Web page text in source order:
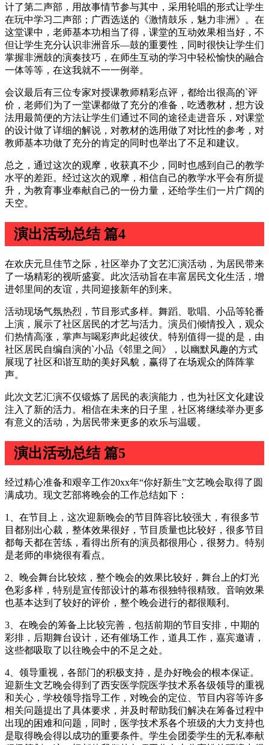
计了第二声部，用故事情节参与其中，采用轮唱的形式让学生
在玩中学习二声部；广西选送的《激情鼓乐，魅力非洲》。在
这堂课中，老师基本功相当了得，课堂的互动效果相当好，不
但让学生充分认识非洲音乐—鼓的重要性，同时很快让学生们
掌握非洲鼓的演奏技巧，在师生互动的学习中轻松愉快的融合
一体等等，在这我就不一一例举。
会议最后有三位专家对授课教师精彩点评，都给出很高的`评
价，老师们为了一堂课都做了充分的准备，吃透教材，想方设
法用最简便的方法让学生们通过不同的途径走进音乐，对课堂
的设计做了详细的解说，对教材的选用做了对比性的参考，对
教师基本功做了充分的肯定的同时也举出了不足和建议。
总之，通过这次的观摩，收获真不少，同时也感到自己的教学
水平的差距。经过这次的观摩，相信自己的教学水平会有所提
升，为教育事业奉献自己的一份力量，还给学生们一片广阔的
天空。
演出活动总结 篇4
在欢庆元旦佳节之际，社区举办了文艺汇演活动，为居民带来
了一场精彩的视听盛宴。此次活动旨在丰富居民文化生活，增
进邻里间的友谊，共同迎接新年的到来。
活动现场气氛热烈，节目形式多样。舞蹈、歌唱、小品等轮番
上演，展示了社区居民的才艺与活力。演员们倾情投入，观众
们热情高涨，掌声与喝彩声此起彼伏。特别值得一提的是，由
社区居民自编自演的`小品《邻里之间》，以幽默风趣的方式
展现了社区和谐互助的美好风貌，赢得了在场观众的阵阵掌
声。
此次文艺汇演不仅锻炼了居民的表演能力，也为社区文化建设
注入了新的活力。相信在未来的日子里，社区将继续举办更多
有意义的活动，为居民带来更多的欢乐与温暖。
演出活动总结 篇5
经过精心准备和艰辛工作20xx年“你好新生”文艺晚会取得了圆
满成功。现文艺部将晚会的工作总结如下：
1、在节目上，这次迎新晚会的节目阵容比较强大，有很多节
目都别出心裁，整体效果很好，节目质量也比较好，很多节目
都每天都在苦练，看得出所有的演员都很用心，很努力。特别
是老师的串烧很有看点。
2、晚会舞台比较炫，整个晚会的效果比较好，舞台上的灯光
色彩多样，特别是宣传部设计的幕布很独特很精致。音响效果
也基本达到了较好的评价，整个晚会进行的都很顺利。
3、在晚会的筹备上比较完善，包括前期的节目安排，中期的
彩排，后期舞台设计，还有催场工作，道具工作，嘉宾邀请，
这些都吸取了以往晚会中的不足之处。
4、领导重视，各部门的积极支持，是办好晚会的根本保证。
迎新生文艺晚会得到了西安医学院医学技术系各级领导的重视
和关心，学校领导指导工作，对晚会的定位、节目内容等许多
相关问题提出了具体要求，并及时帮助我们解决在筹备过程中
出现的困难和问题，同时，医学技术系各个班级的大力支持也
是取得晚会得以成功的重要条件。学生会团委学生的无私奉献